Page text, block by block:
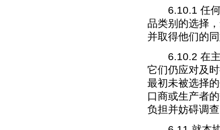
6.10.1 任何
品类别的选择
并取得他们的
6.10.2 在主
它们仍应对及
最初未被选择
口商或生产者
负担并妨碍调